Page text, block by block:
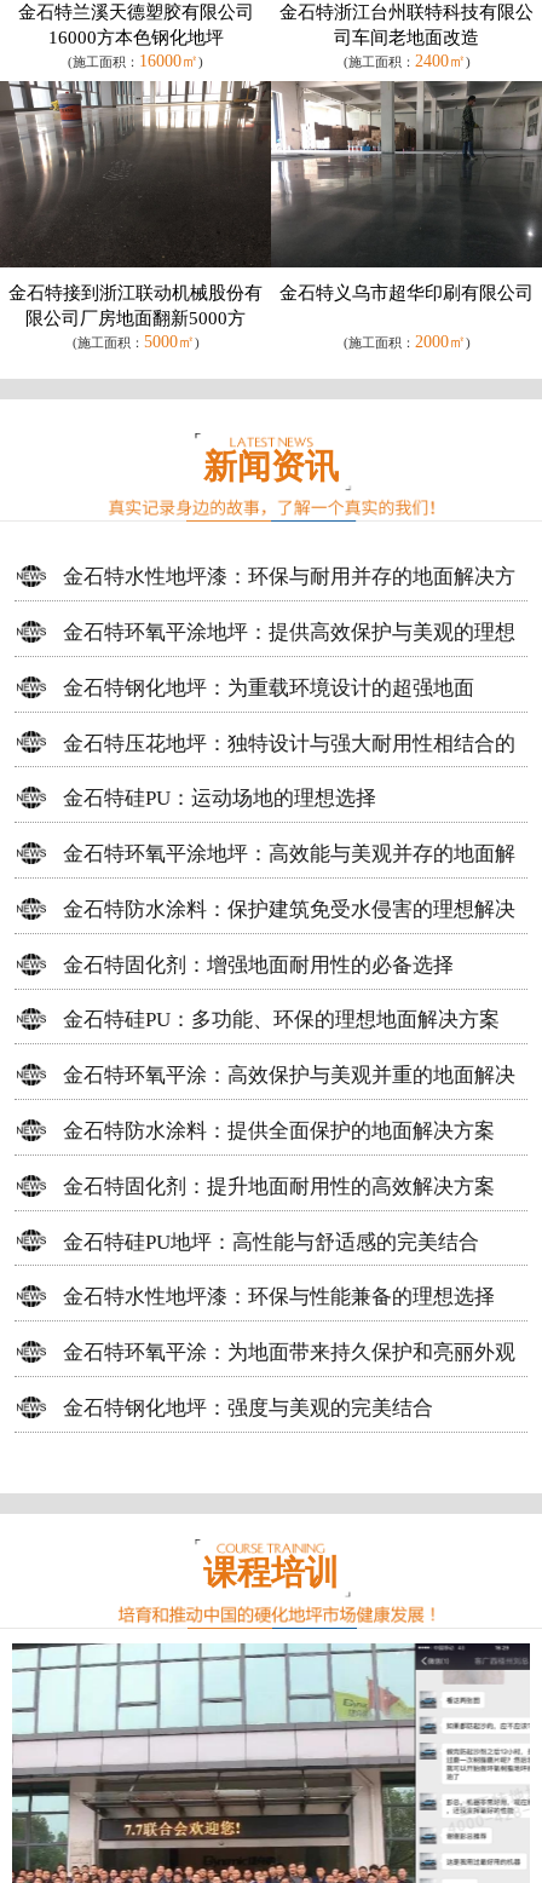
金石特兰溪天德塑胶有限公司
16000方本色钢化地坪
(施工面积： 16000㎡)
金石特浙江台州联特科技有限公
司车间老地面改造
(施工面积： 2400㎡)
金石特接到浙江联动机械股份有
限公司厂房地面翻新5000方
(施工面积： 5000㎡)
金石特义乌市超华印刷有限公司
(施工面积： 2000㎡)
新闻资讯
金石特水性地坪漆：环保与耐用并存的地面解决方
案
金石特环氧平涂地坪：提供高效保护与美观的理想
选择
金石特钢化地坪：为重载环境设计的超强地面
金石特压花地坪：独特设计与强大耐用性相结合的
地面材料
金石特硅PU：运动场地的理想选择
金石特环氧平涂地坪：高效能与美观并存的地面解
决方案
金石特防水涂料：保护建筑免受水侵害的理想解决
方案
金石特固化剂：增强地面耐用性的必备选择
金石特硅PU：多功能、环保的理想地面解决方案
金石特环氧平涂：高效保护与美观并重的地面解决
方案
金石特防水涂料：提供全面保护的地面解决方案
金石特固化剂：提升地面耐用性的高效解决方案
金石特硅PU地坪：高性能与舒适感的完美结合
金石特水性地坪漆：环保与性能兼备的理想选择
金石特环氧平涂：为地面带来持久保护和亮丽外观
金石特钢化地坪：强度与美观的完美结合
课程培训